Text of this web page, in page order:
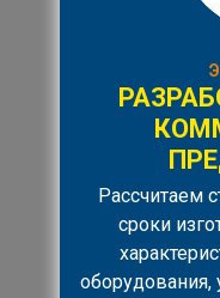
Рассчитаем
сроки
оборудования,